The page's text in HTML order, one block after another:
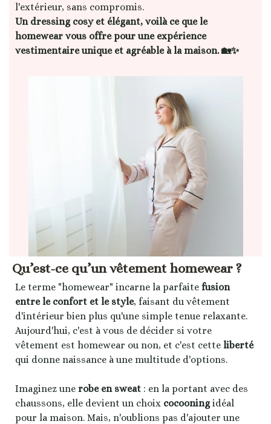
l'extérieur, sans compromis.
Un dressing cosy et élégant, voilà ce que le
homewear vous offre pour une expérience
vestimentaire unique et agréable à la maison. 🏡✨
Qu’est-ce qu’un vêtement homewear ?
Le terme "homewear" incarne la parfaite fusion
entre le confort et le style, faisant du vêtement
d'intérieur bien plus qu'une simple tenue relaxante.
Aujourd'hui, c'est à vous de décider si votre
vêtement est homewear ou non, et c'est cette liberté
qui donne naissance à une multitude d'options.
Imaginez une robe en sweat : en la portant avec des
chaussons, elle devient un choix cocooningidéal
pour la maison. Mais, n'oublions pas d'ajouter une